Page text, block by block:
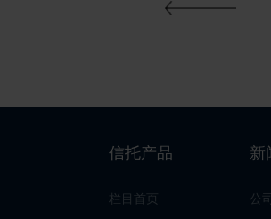
信托产品
栏目首页
新
公